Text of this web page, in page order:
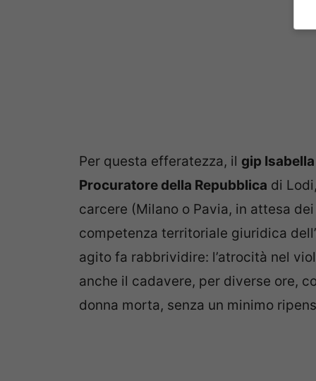
Per questa efferatezza, il gip
Procuratore della Repubblica di
carcere (Milano o Pavia, in attesa
competenza territoriale giuridica
agito fa rabbrividire: l’atrocità nel
anche il cadavere, per diverse ore,
donna morta, senza un minimo